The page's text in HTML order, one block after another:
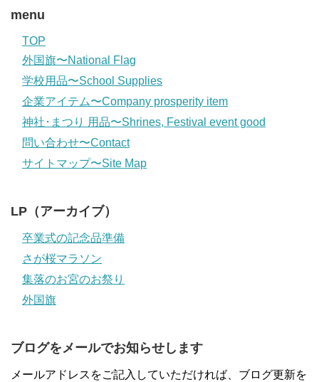
menu
TOP
外国旗〜National Flag
学校用品〜School Supplies
企業アイテム〜Company prosperity item
神社･まつり 用品〜Shrines, Festival event good
問い合わせ〜Contact
サイトマップ〜Site Map
LP（アーカイブ）
卒業式の記念品準備
さが桜マラソン
集落のお宮のお祭り
外国旗
ブログをメールでお知らせします
メールアドレスをご記入していただければ、ブログ更新を